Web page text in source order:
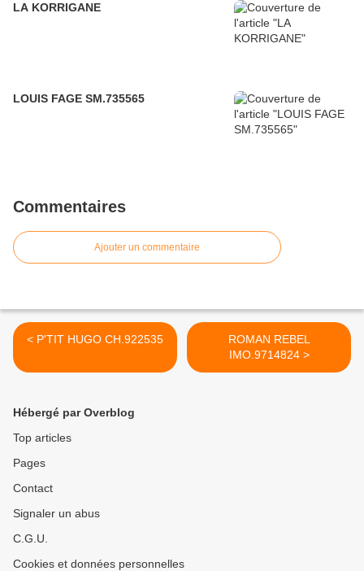
LA KORRIGANE
LOUIS FAGE SM.735565
Commentaires
Ajouter un commentaire
< P'TIT HUGO CH.922535
ROMAN REBEL
IMO.9714824 >
Hébergé par Overblog
Top articles
Pages
Contact
Signaler un abus
C.G.U.
Cookies et données personnelles